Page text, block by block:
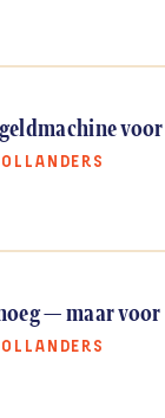
— maar